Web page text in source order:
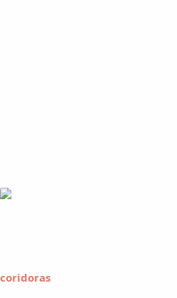
coridoras